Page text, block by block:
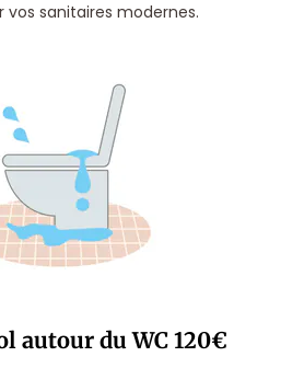
vos sanitaires modernes.
autour du WC 120€